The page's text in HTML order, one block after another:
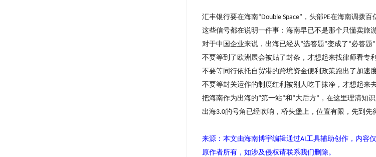
汇丰银行要在海南“Double Space” ，头部PE在海南调拨百
这些信号都在说明一件事：海南早已不是那个只懂卖旅
对于中国企业来说，出海已经从“选答题”变成了 “必答题”
不要等到了欧洲展会被贴了封条，才想起来找律师看专利
不要等同行依托自贸港的跨境资金便利政策跑出了加速
不要等封关运作的制度红利被别人吃干抹净，才想起来
把海南作为出海的“第一站”和 “大后方” ，在这里理清知
出海3.0的号角已经吹响，桥头堡上，位置有限，先到先
来源：本文由海南博宇编辑通过AI工具辅助创作，内容
原作者所有，如涉及侵权请联系我们删除。